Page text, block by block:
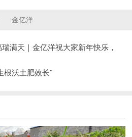
金亿洋
满天｜金亿洋祝大家新年快乐，
根沃土肥效长"